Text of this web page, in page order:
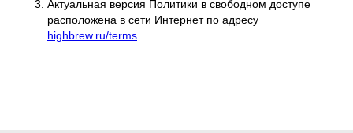
Актуальная версия Политики в свободном доступе
расположена в сети Интернет по адресу
highbrew.ru/terms